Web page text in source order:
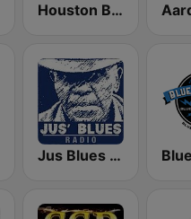
Houston Blues Radio
Jus Blues Radio